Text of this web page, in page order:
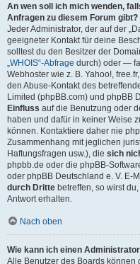
An wen soll ich mich wenden,
Anfragen zu diesem Forum gibt?
Jeder Administrator, der auf der
geeigneter Kontakt für deine
solltest du den Besitzer der
„WHOIS“-Abfrage durch) oder —
Webhoster wie z. B. Yahoo!,
den Abuse-Kontakt des
Limited (phpBB.com) und phpBB
Einfluss auf die Benutzung oder
haben und dafür in keiner Weise
können. Kontaktiere daher nie
Zusammenhang mit jeglichen
Haftungsfragen usw.), die sich
phpbb.de oder die phpBB-
oder phpBB Deutschland e. V. E-
durch Dritte betreffen, so wirst
Antwort erhalten.
Nach oben
Wie kann ich einen
Alle Benutzer des Boards können